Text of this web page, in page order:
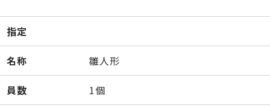
指定
名称 雛人形
員数 1個